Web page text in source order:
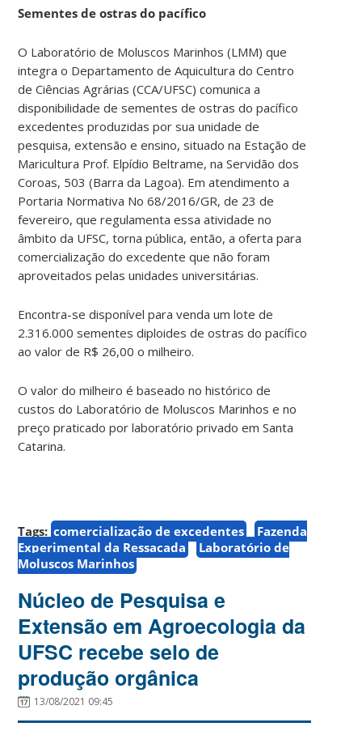
Sementes de ostras do pacífico
O Laboratório de Moluscos Marinhos (LMM) que
integra o Departamento de Aquicultura do Centro
de Ciências Agrárias (CCA/UFSC) comunica a
disponibilidade de sementes de ostras do pacífico
excedentes produzidas por sua unidade de
pesquisa, extensão e ensino, situado na Estação de
Maricultura Prof. Elpídio Beltrame, na Servidão dos
Coroas, 503 (Barra da Lagoa). Em atendimento a
Portaria Normativa No 68/2016/GR, de 23 de
fevereiro, que regulamenta essa atividade no
âmbito da UFSC, torna pública, então, a oferta para
comercialização do excedente que não foram
aproveitados pelas unidades universitárias.
Encontra-se disponível para venda um lote de
2.316.000 sementes diploides de ostras do pacífico
ao valor de R$ 26,00 o milheiro.
O valor do milheiro é baseado no histórico de
custos do Laboratório de Moluscos Marinhos e no
preço praticado por laboratório privado em Santa
Catarina.
Tags: comercialização de excedentes
Fazenda
Experimental da Ressacada
Laboratório de
Moluscos Marinhos
Núcleo de Pesquisa e
Extensão em Agroecologia da
UFSC recebe selo de
produção orgânica
13/08/2021 09:45